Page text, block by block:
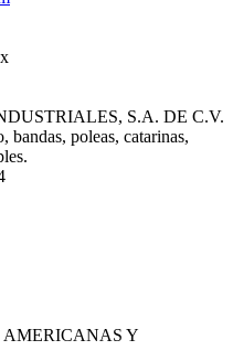
S.A. DE C.V.
bandas, poleas, catarinas,
Y